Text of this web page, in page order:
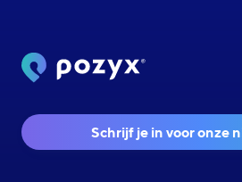
Schrijf je in voor onze